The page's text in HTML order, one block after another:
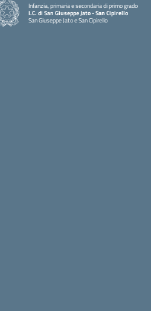
Infanzia, primaria e secondaria di primo grado
I.C. di San Giuseppe Jato - San Cipirello
San Giuseppe Jato e San Cipirello